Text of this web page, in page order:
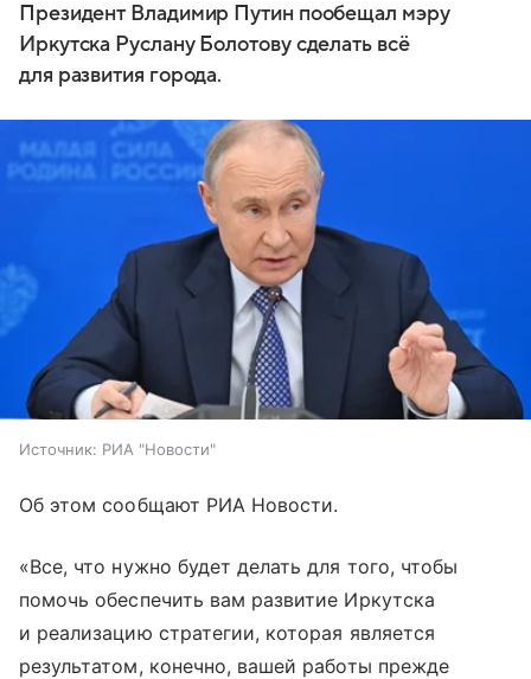
Президент Владимир Путин пообещал мэру
Иркутска Руслану Болотову сделать всё
для развития города.
Источник: РИА "Новости"
Об этом сообщают РИА Новости.
«Все, что нужно будет делать для того, чтобы
помочь обеспечить вам развитие Иркутска
и реализацию стратегии, которая является
результатом, конечно, вашей работы прежде